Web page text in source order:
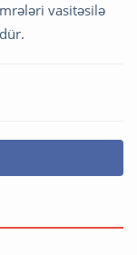
vasitəsilə